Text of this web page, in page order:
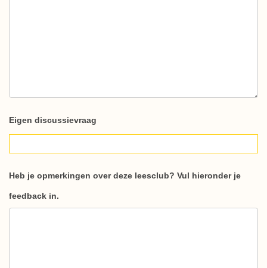
Eigen discussievraag
Heb je opmerkingen over deze leesclub? Vul hieronder je
feedback in.